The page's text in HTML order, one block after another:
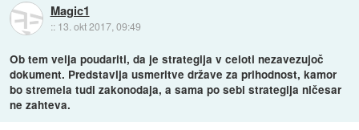
Magic1
:: 13. okt 2017, 09:49
Ob tem velja poudariti, da je strategija v celoti nezavezujoč
dokument. Predstavlja usmeritve države za prihodnost, kamor
bo stremela tudi zakonodaja, a sama po sebi strategija ničesar
ne zahteva.